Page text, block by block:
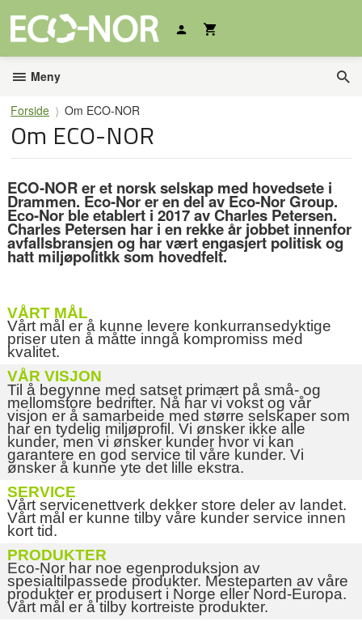
innholdet
Meny
Forside Om ECO-NOR
Om ECO-NOR
ECO-NOR er et norsk selskap med hovedsete i
Drammen. Eco-Nor er en del av Eco-Nor Group.
Eco-Nor ble etablert i 2017 av Charles Petersen.
Charles Petersen har i en rekke år jobbet innenfor
avfallsbransjen og har vært engasjert politisk og
hatt miljøpolitkk som hovedfelt.
VÅRT MÅL
Vårt mål er å kunne levere konkurransedyktige
priser uten å måtte inngå kompromiss med
kvalitet.
VÅR VISJON
Til å begynne med satset primært på små- og
mellomstore bedrifter. Nå har vi vokst og vår
visjon er å samarbeide med større selskaper som
har en tydelig miljøprofil. Vi ønsker ikke alle
kunder, men vi ønsker kunder hvor vi kan
garantere en god service til våre kunder. Vi
ønsker å kunne yte det lille ekstra.
SERVICE
Vårt servicenettverk dekker store deler av landet.
Vårt mål er kunne tilby våre kunder service innen
kort tid.
PRODUKTER
Eco-Nor har noe egenproduksjon av
spesialtilpassede produkter. Mesteparten av våre
produkter er produsert i Norge eller Nord-Europa.
Vårt mål er å tilby kortreiste produkter.